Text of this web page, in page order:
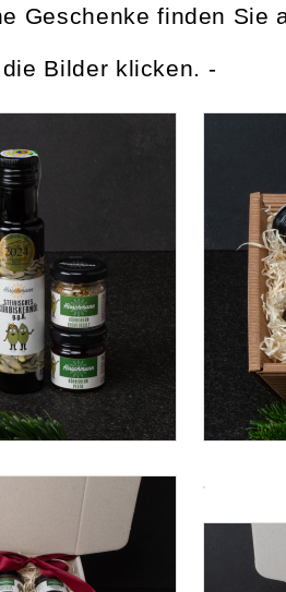
Geschenke finden Sie
Bilder klicken. -